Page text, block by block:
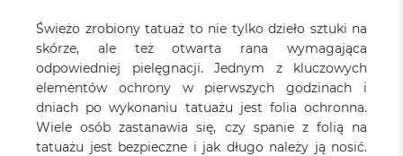
Świeżo zrobiony tatuaż to nie tylko dzieło sztuki na
skórze, ale też otwarta rana wymagająca
odpowiedniej pielęgnacji. Jednym z kluczowych
elementów ochrony w pierwszych godzinach i
dniach po wykonaniu tatuażu jest folia ochronna.
Wiele osób zastanawia się, czy spanie z folią na
tatuażu jest bezpieczne i jak długo należy ją nosić.